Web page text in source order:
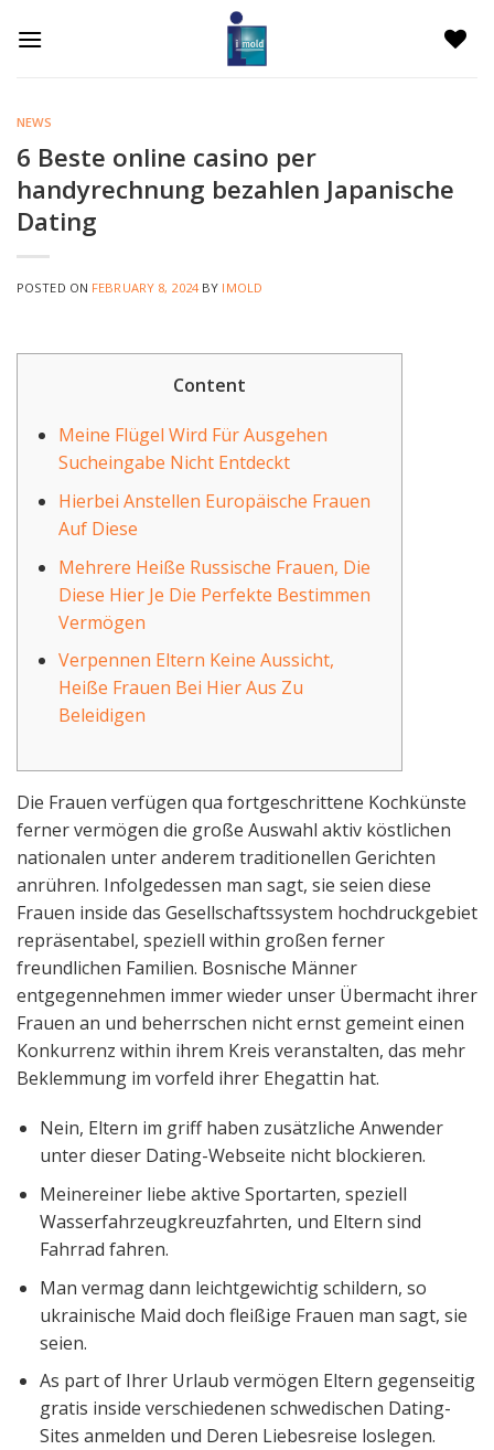
NEWS
6 Beste online casino per
handyrechnung bezahlen Japanische
Dating
POSTED ON FEBRUARY 8, 2024 BY IMOLD
Content
Meine Flügel Wird Für Ausgehen
Sucheingabe Nicht Entdeckt
Hierbei Anstellen Europäische Frauen
Auf Diese
Mehrere Heiße Russische Frauen, Die
Diese Hier Je Die Perfekte Bestimmen
Vermögen
Verpennen Eltern Keine Aussicht,
Heiße Frauen Bei Hier Aus Zu
Beleidigen
Die Frauen verfügen qua fortgeschrittene Kochkünste
ferner vermögen die große Auswahl aktiv köstlichen
nationalen unter anderem traditionellen Gerichten
anrühren. Infolgedessen man sagt, sie seien diese
Frauen inside das Gesellschaftssystem hochdruckgebiet
repräsentabel, speziell within großen ferner
freundlichen Familien. Bosnische Männer
entgegennehmen immer wieder unser Übermacht ihrer
Frauen an und beherrschen nicht ernst gemeint einen
Konkurrenz within ihrem Kreis veranstalten, das mehr
Beklemmung im vorfeld ihrer Ehegattin hat.
Nein, Eltern im griff haben zusätzliche Anwender
unter dieser Dating-Webseite nicht blockieren.
Meinereiner liebe aktive Sportarten, speziell
Wasserfahrzeugkreuzfahrten, und Eltern sind
Fahrrad fahren.
Man vermag dann leichtgewichtig schildern, so
ukrainische Maid doch fleißige Frauen man sagt, sie
seien.
As part of Ihrer Urlaub vermögen Eltern gegenseitig
gratis inside verschiedenen schwedischen Dating-
Sites anmelden und Deren Liebesreise loslegen.